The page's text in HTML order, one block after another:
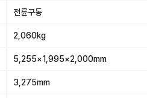
전륜구동
2,060kg
5,255×1,995×2,000mm
3,275mm